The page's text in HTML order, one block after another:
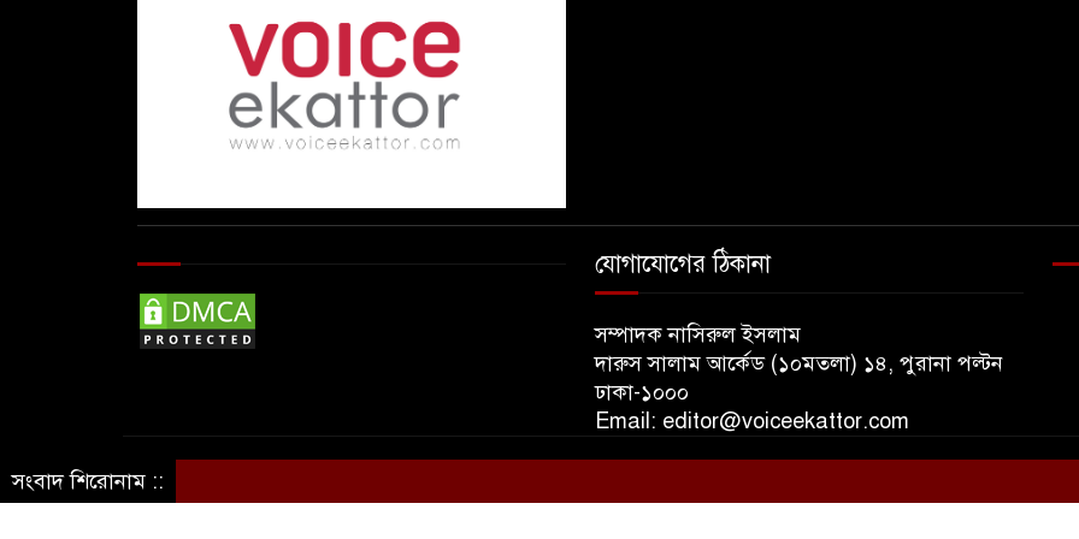
যোগাযোগের ঠিকানা
সম্পাদক নাসিরুল ইসলাম
দারুস সালাম আর্কেড (১০মতলা) ১৪, পুরানা পল্টন
ঢাকা-১০০০
Email: editor@voiceekattor.com
© Copyright By © Voice Ekattor
সংবাদ শিরোনাম ::